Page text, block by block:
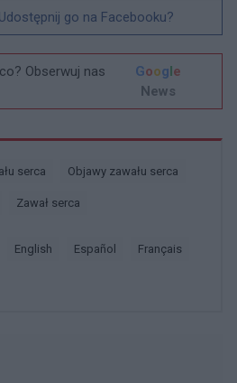
go na Facebooku?
Obserwuj nas
Google
News
serca Objawy zawału serca
Zawał serca
english español français